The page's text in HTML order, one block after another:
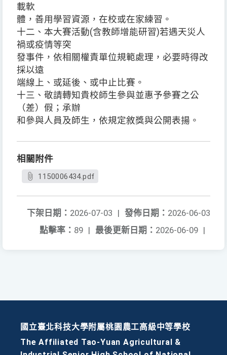
載軟
體，善用學習資源，在校或在家練習。
十二、本大賽活動(含教師增能研習)若遇天災人
禍或疫情等突
發事件，依相關權責單位規範處理，必要時得改
採以遠
端線上、或延後、或中止比賽。
十三、敬請轉知貴校師生參與並惠予參賽之公
（差）假；承辦
和參與人員及師生，依規定敘獎與公開表揚。
相關附件
1150006434.pdf
發佈日期： 2026-06-03
下架日期： 2026-07-03 |
最後更新日期： 2026-06-09 |
點擊率： 89 |
國立臺北科技大學附屬桃園農工高級中等學校
The Affiliated Tao-Yuan Agricultural &